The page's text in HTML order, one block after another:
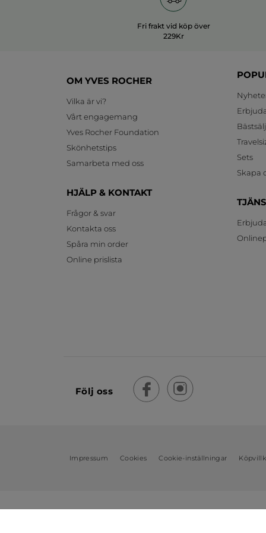
Fri frakt vid köp över
229Kr
OM YVES ROCHER
Vilka är vi?
Vårt engagemang
Yves Rocher Foundation
Skönhetstips
Samarbeta med oss
HJÄLP & KONTAKT
Frågor & svar
Kontakta oss
Spåra min order
Online prislista
Sets
Skapa
Följ oss
Impressum Cookies Cookie-inställningar